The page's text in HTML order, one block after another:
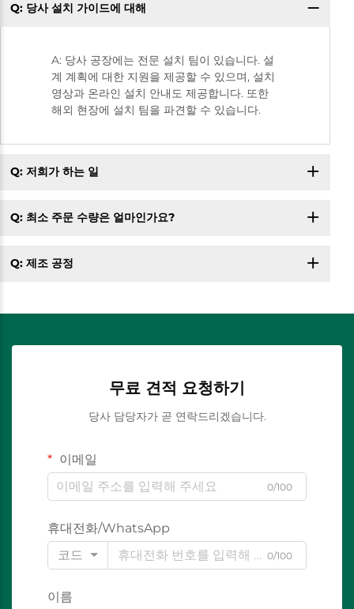
Q: 당사 설치 가이드에 대해
A: 당사 공장에는 전문 설치 팀이 있습니다. 설
계 계획에 대한 지원을 제공할 수 있으며, 설치
영상과 온라인 설치 안내도 제공합니다. 또한
해외 현장에 설치 팀을 파견할 수 있습니다.
Q: 저희가 하는 일
Q: 최소 주문 수량은 얼마인가요?
Q: 제조 공정
무료 견적 요청하기
당사 담당자가 곧 연락드리겠습니다.
이메일
0/100
휴대전화/WhatsApp
코드
0/100
이름